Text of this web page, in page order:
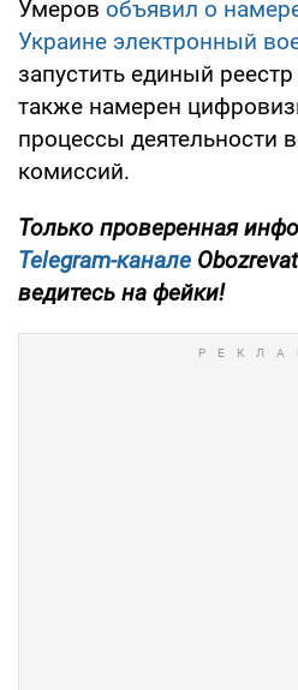
Умеров объявил о
Украине электронный
запустить единый
также намерен
процессы деятельности
комиссий.
Только проверенная
Telegram-канале
ведитесь на фейки!